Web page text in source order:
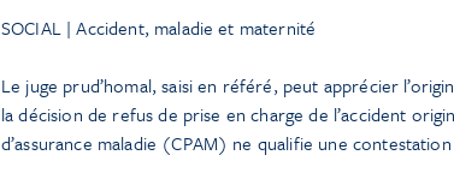
SOCIAL | Accident, maladie et maternité
Le juge prud’homal, saisi en référé, peut apprécier
la décision de refus de prise en charge de l’accident
d’assurance maladie (CPAM) ne qualifie une